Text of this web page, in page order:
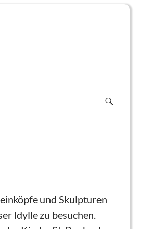
und Skulpturen
Idylle zu besuchen.